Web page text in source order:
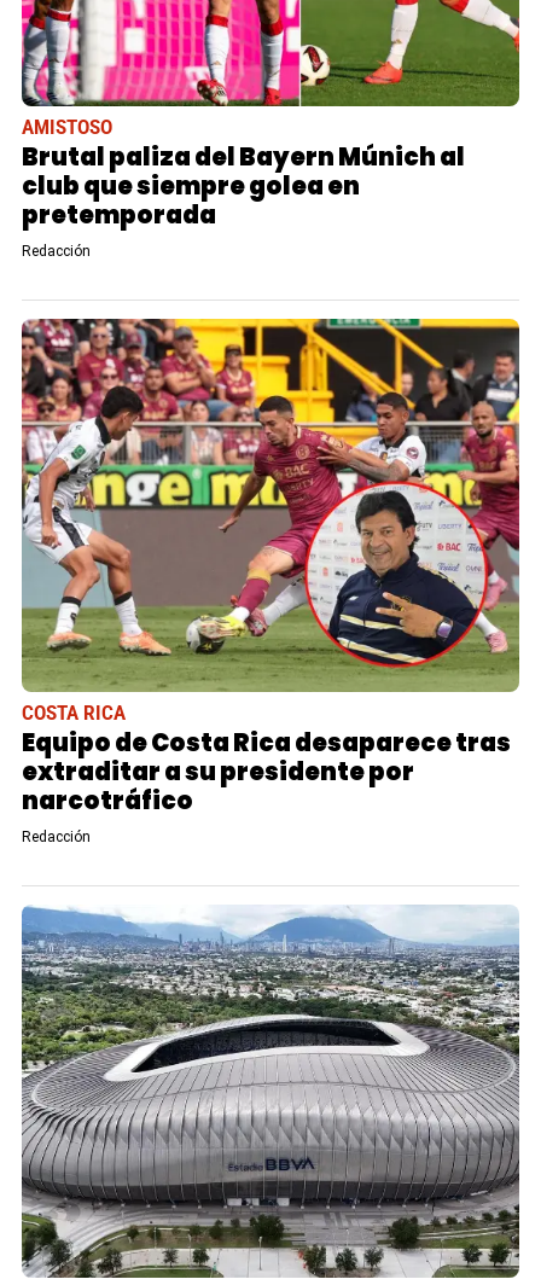
AMISTOSO
Brutal paliza del Bayern Múnich al
club que siempre golea en
pretemporada
Redacción
COSTA RICA
Equipo de Costa Rica desaparece tras
extraditar a su presidente por
narcotráfico
Redacción